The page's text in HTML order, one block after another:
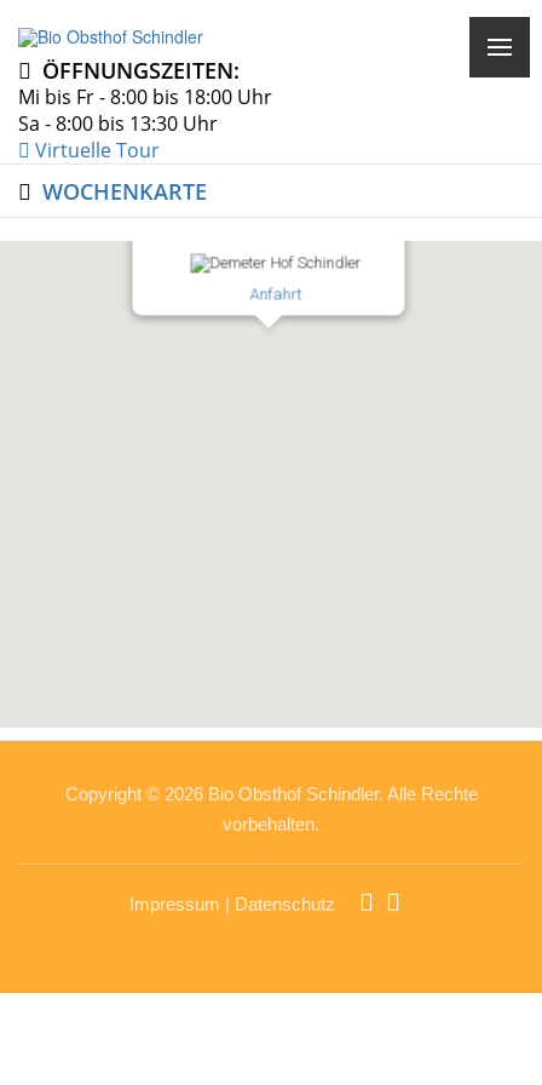
ÖFFNUNGSZEITEN:
Mi bis Fr - 8:00 bis 18:00 Uhr
Sa - 8:00 bis 13:30 Uhr
Virtuelle Tour
WOCHENKARTEBio Obsthof Schindler
Dorfladen & Café mit Mittagstisch
Anfahrt
Copyright © 2026 Bio Obsthof Schindler. Alle Rechte
vorbehalten.
Impressum | Datenschutz